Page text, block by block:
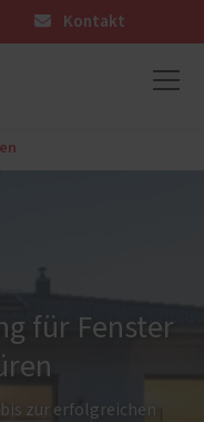
Kontakt
für Fenster
zur erfolgreichen